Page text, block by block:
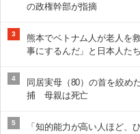
の政権幹部が指摘
3
熊本でベトナム人が老人を
事にするんだ」と日本人たち
4
同居実母（80）の首を絞
捕 母親は死亡
5
「知的能力が高い人ほど、